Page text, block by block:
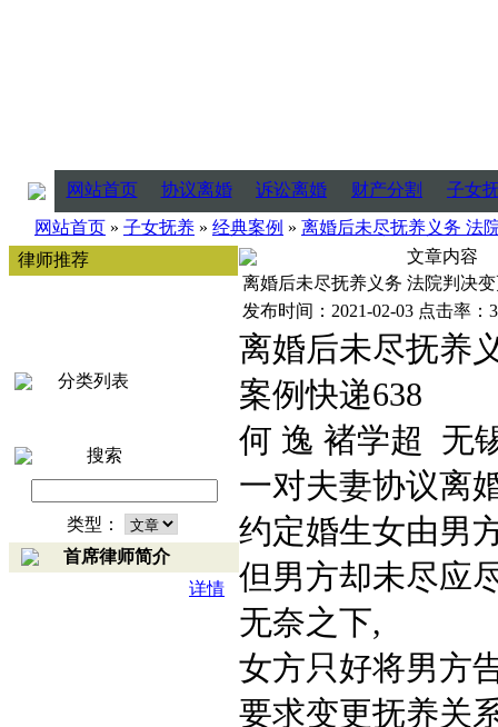
网站首页 协议离婚 诉讼离婚 财产分割
子女
网站首页 » 子女抚养 » 经典案例 » 离婚后未尽抚养义务 法
律师推荐
分类列表
搜索
类型：
首席律师简介
详情
文章内容
离婚后未尽抚养义务 法院判决
发布时间：2021-02-03 点击率：
离婚后未尽抚养
案例快递638
何 逸 褚学超 无
一对夫妻协议离
约定婚生女由男
但男方却未尽应
无奈之下,
女方只好将男方
要求变更抚养关